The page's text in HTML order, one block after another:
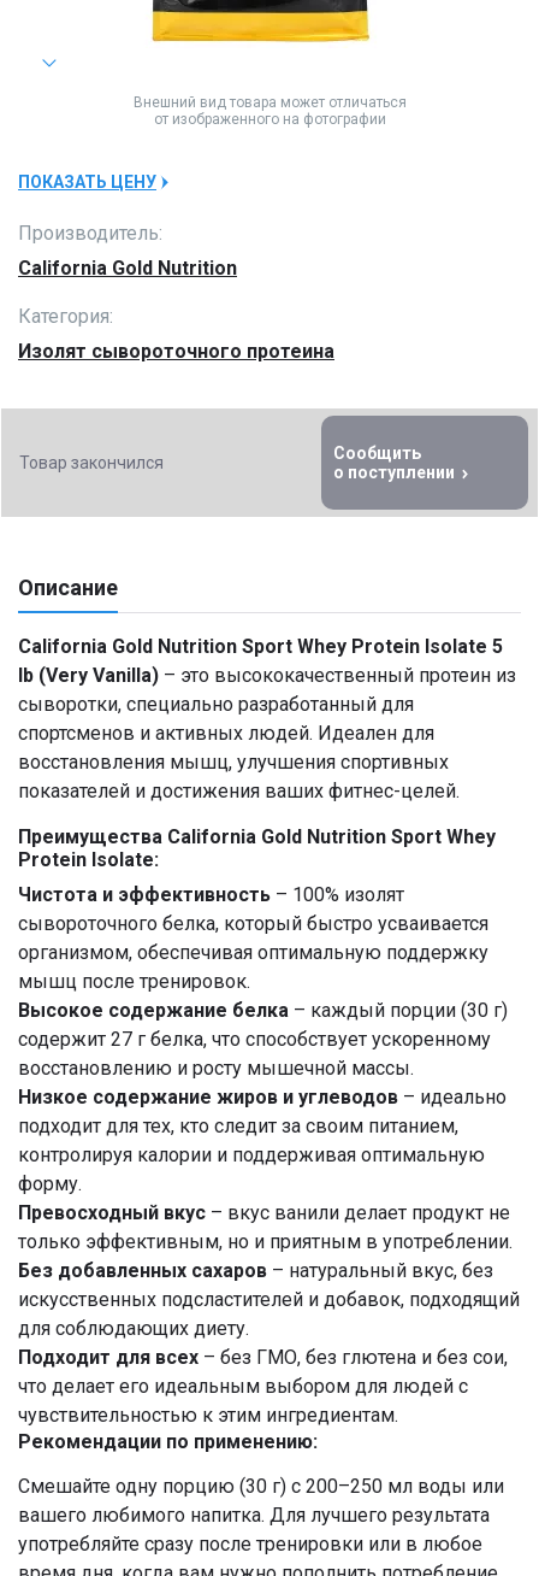
Внешний вид товара может отличаться
от изображенного на фотографии
ПОКАЗАТЬ ЦЕНУ
Производитель:
California Gold Nutrition
Категория:
Изолят сывороточного протеина
Товар закончился
Сообщить
о поступлении
Описание
California Gold Nutrition Sport Whey Protein Isolate 5
lb (Very Vanilla) – это высококачественный протеин из
сыворотки, специально разработанный для
спортсменов и активных людей. Идеален для
восстановления мышц, улучшения спортивных
показателей и достижения ваших фитнес-целей.
Преимущества California Gold Nutrition Sport Whey
Protein Isolate:
Чистота и эффективность – 100% изолят
сывороточного белка, который быстро усваивается
организмом, обеспечивая оптимальную поддержку
мышц после тренировок.
Высокое содержание белка – каждый порции (30 г)
содержит 27 г белка, что способствует ускоренному
восстановлению и росту мышечной массы.
Низкое содержание жиров и углеводов – идеально
подходит для тех, кто следит за своим питанием,
контролируя калории и поддерживая оптимальную
форму.
Превосходный вкус – вкус ванили делает продукт не
только эффективным, но и приятным в употреблении.
Без добавленных сахаров – натуральный вкус, без
искусственных подсластителей и добавок, подходящий
для соблюдающих диету.
Подходит для всех – без ГМО, без глютена и без сои,
что делает его идеальным выбором для людей с
чувствительностью к этим ингредиентам.
Рекомендации по применению:
Смешайте одну порцию (30 г) с 200–250 мл воды или
вашего любимого напитка. Для лучшего результата
употребляйте сразу после тренировки или в любое